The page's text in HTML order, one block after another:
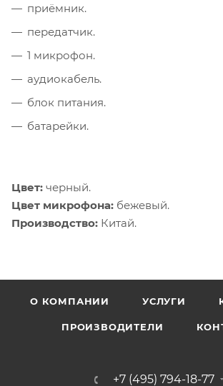
приёмник.
передатчик.
1 микрофон.
аудиокабель.
блок питания.
батарейки.
Цвет: черный.
Цвет микрофона: бежевый.
Производство: Китай.
О КОМПАНИИ УСЛУГИ
ПРОИЗВОДИТЕЛИ
+7 (495) 794-18-77